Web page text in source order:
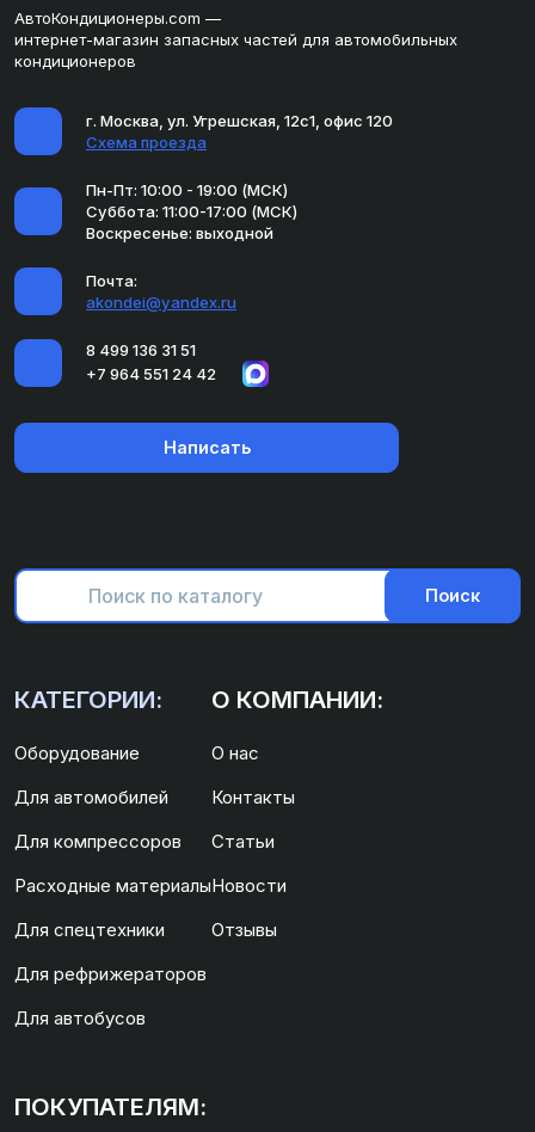
АвтоКондиционеры.com —
интернет-магазин запасных частей для автомобильных
кондиционеров
г. Москва, ул. Угрешская, 12с1, офис 120
Схема проезда
Пн-Пт: 10:00 - 19:00 (МСК)
Суббота: 11:00-17:00 (МСК)
Воскресенье: выходной
Почта:
akondei@yandex.ru
8 499 136 31 51
+7 964 551 24 42
Написать
Поиск
КАТЕГОРИИ:
Оборудование
Для автомобилей
Для компрессоров
Расходные материалы
Для спецтехники
Для рефрижераторов
Для автобусов
О КОМПАНИИ:
О нас
Контакты
Статьи
Новости
Отзывы
ПОКУПАТЕЛЯМ: